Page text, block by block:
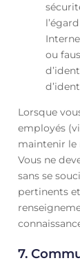
ou
Lorsque
employés
maintenir le
Vous ne
sans se
pertinents
7.